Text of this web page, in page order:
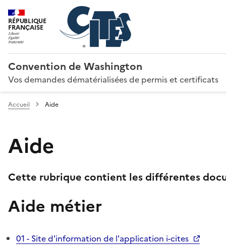
RÉPUBLIQUE
FRANÇAISE
Convention de Washington
Vos demandes dématérialisées de permis et certificats
Accueil Aide
Aide
Cette rubrique contient les différentes
Aide métier
01 - Site d'information de l'application i-cites